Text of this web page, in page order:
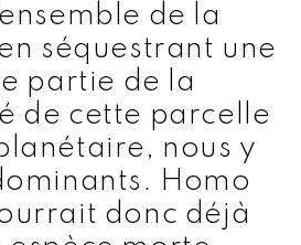
de la
séquestrant une
partie de la
de cette parcelle
nous y
Homo
donc déjà